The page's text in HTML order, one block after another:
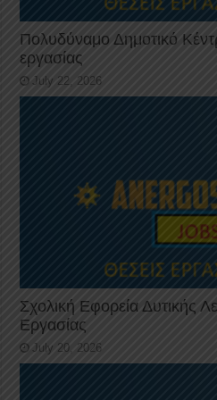
Πολυδύναμο Δημοτικό
εργασίας
July 22, 2026
Σχολική Εφορεία Δυτικής
Εργασίας
July 20, 2026